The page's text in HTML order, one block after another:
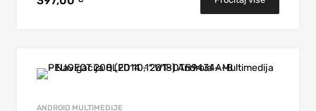
ANDROID MULTIMEDIJE